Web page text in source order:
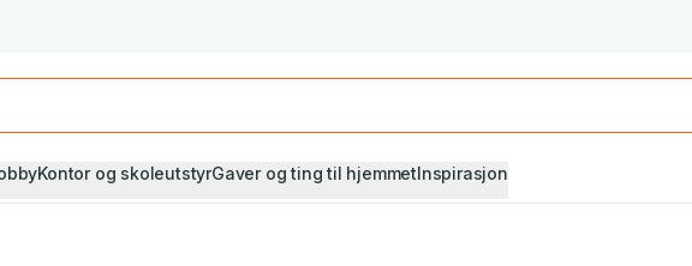
Kontor og skoleutstyrGaver og ting til hjemmetInspirasjon